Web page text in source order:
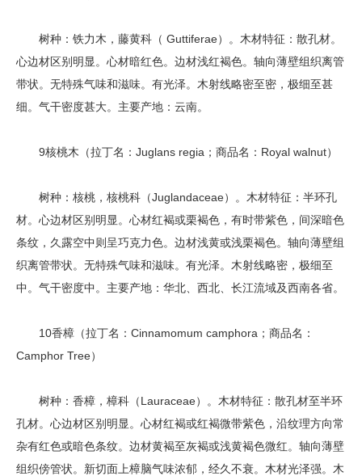
树种：铁力木，藤黄科（ Guttiferae）。木材特征：散孔材。
心边材区别明显。心材暗红色。边材浅红褐色。轴向薄壁组织离管
带状。无特殊气味和滋味。有光泽。木射线略密至密，极细至甚
细。气干密度甚大。主要产地：云南。
9核桃木（拉丁名：Juglans regia；商品名：Royal walnut）
树种：核桃，核桃科（Juglandaceae）。木材特征：半环孔
材。心边材区别明显。心材红褐或栗褐色，有时带紫色，间深暗色
条纹，久露空中则呈巧克力色。边材浅黄或浅栗褐色。轴向薄壁组
织离管带状。无特殊气味和滋味。有光泽。木射线略密，极细至
中。气干密度中。主要产地：华北、西北、长江流域及西南各省。
10香樟（拉丁名：Cinnamomum camphora；商品名：
Camphor Tree）
树种：香樟，樟科（Lauraceae）。木材特征：散孔材至半环
孔材。心边材区别明显。心材红褐或红褐微带紫色，沿纹理方向常
杂有红色或暗色条纹。边材黄褐至灰褐或浅黄褐色微红。轴向薄壁
组织傍管状。新切面上樟脑气味浓郁，经久不衰。木材光泽强。木